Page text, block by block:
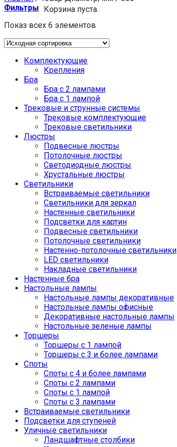
Корзина пуста.
Фильтры
Показ всех 6 элементов
Комплектующие
Крепления
Бра
Бра с 2 лампами
Бра с 1 лампой
Трековые и струнные системы
Трековые комплектующие
Трековые светильники
Люстры
Подвесные люстры
Потолочные люстры
Светодиодные люстры
Хрустальные люстры
Светильники
Встраиваемые светильники
Светильники для зеркал
Настенные светильники
Подсветки для картин
Подвесные светильники
Потолочные светильники
Настенно-потолочные светильники
LED светильники
Накладные светильники
Настенные бра
Настольные лампы
Настольные лампы декоративные
Настольные лампы офисные
Декоративные настольные лампы
Настольные зеленые лампы
Торшеры
Торшеры с 1 лампой
Торшеры с 3 и более лампами
Споты
Споты с 4 и более лампами
Споты с 2 лампами
Споты с 1 лампой
Споты с 3 лампами
Встраиваемые светильники
Подсветки для ступеней
Уличные светильники
Ландшафтные столбики